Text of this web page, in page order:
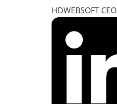
HDWEBSOFT CEO